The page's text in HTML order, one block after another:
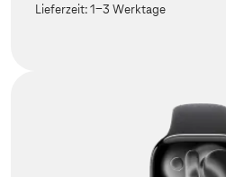
Lieferzeit:1-3 Werktage